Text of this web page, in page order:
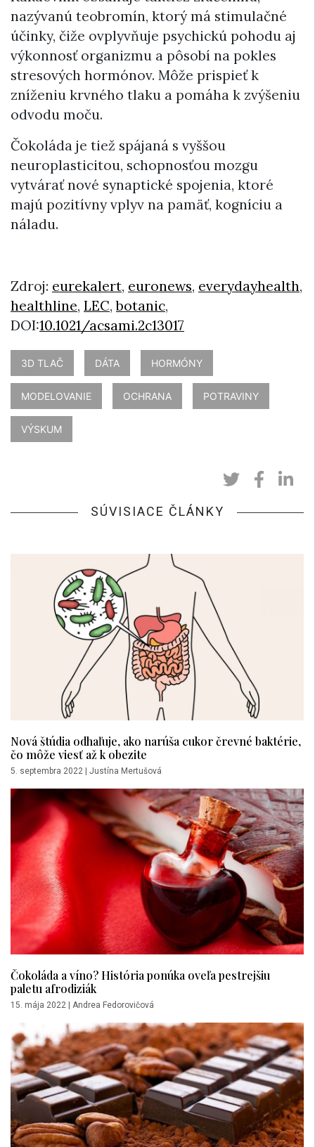
nazývanú teobromín, ktorý má stimulačné
účinky, čiže ovplyvňuje psychickú pohodu aj
výkonnosť organizmu a pôsobí na pokles
stresových hormónov. Môže prispieť k
zníženiu krvného tlaku a pomáha k zvýšeniu
odvodu moču.
Čokoláda je tiež spájaná s vyššou
neuroplasticitou, schopnosťou mozgu
vytvárať nové synaptické spojenia, ktoré
majú pozitívny vplyv na pamäť, kogníciu a
náladu.
Zdroj: eurekalert, euronews, everydayhealth,
healthline, LEC,botanic,
DOI:10.1021/acsami.2c13017
3D TLAČ DÁTA HORMÓNY
MODELOVANIE OCHRANA POTRAVINY
VÝSKUM
SÚVISIACE ČLÁNKY
Nová štúdia odhaľuje, ako narúša cukor črevné baktérie,
čo môže viesť až k obezite
5. septembra 2022 | Justína Mertušová
Čokoláda a víno? História ponúka oveľa pestrejšiu
paletu afrodiziák
15. mája 2022 | Andrea Fedorovičová